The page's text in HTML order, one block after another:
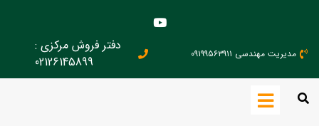
مدیریت مهندسی ۰۹۱۹۹۵۶۳۹۱۱
دفتر فروش مرکزی :
02126145899